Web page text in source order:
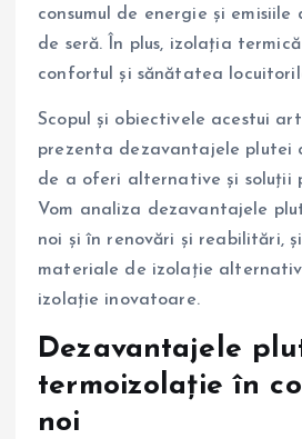
consumul de energie și
de seră. În plus, izolația
confortul și sănătatea
Scopul și obiectivele acestui
prezenta dezavantajele plutei
de a oferi alternative și soluții
Vom analiza dezavantajele
noi și în renovări și reabilitări,
materiale de izolație
izolație inovatoare.
Dezavantajele
termoizolație în
noi